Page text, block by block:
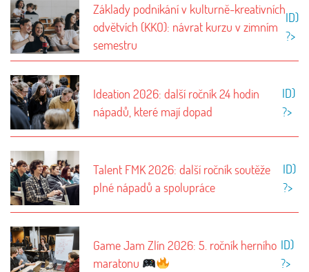
Základy podnikání v kulturně-kreativních
odvětvích (KKO): návrat kurzu v zimním
semestru
ID)
?>
Ideation 2026: další ročník 24 hodin
nápadů, které mají dopad
ID)
?>
Talent FMK 2026: další ročník soutěže
plné nápadů a spolupráce
ID)
?>
Game Jam Zlín 2026: 5. ročník herního
maratonu
ID)
?>